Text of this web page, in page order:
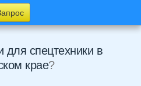
для спецтехники в
крае?